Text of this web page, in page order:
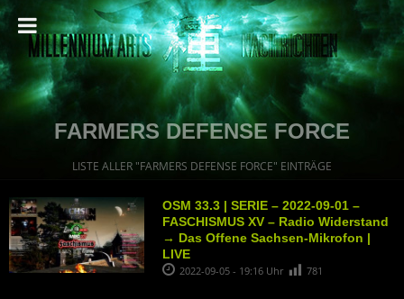
FARMERS DEFENSE FORCE
LISTE ALLER "FARMERS DEFENSE FORCE" EINTRÄGE
OSM 33.3 | SERIE – 2022-09-01 –
FASCHISMUS XV – Radio Widerstand
→ Das Offene Sachsen-Mikrofon |
LIVE
2022-09-05 - 19:16 Uhr 781